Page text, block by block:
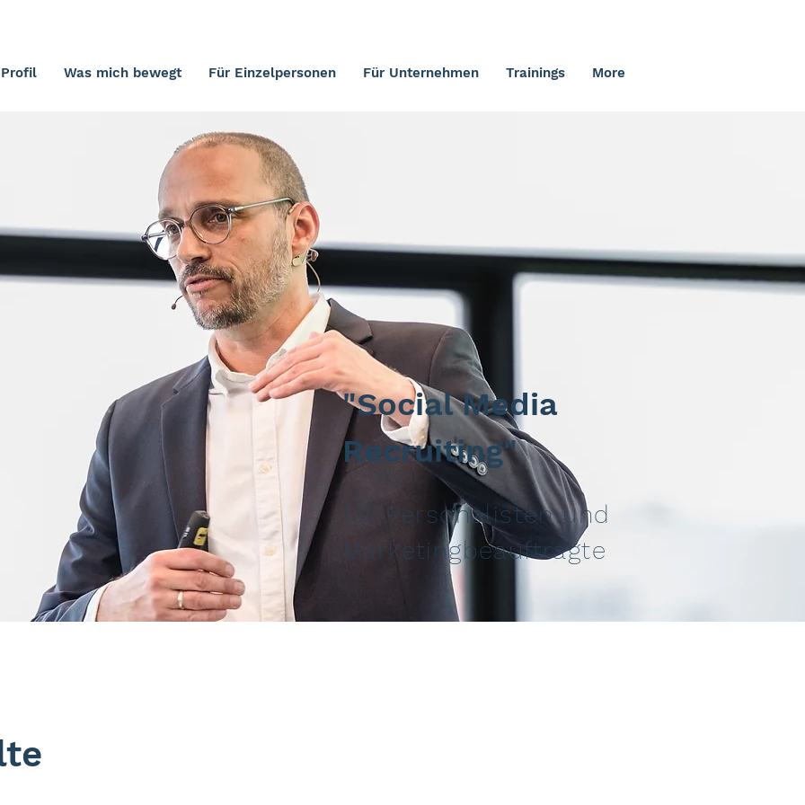
Profil Was mich bewegt Für Einzelpersonen Für Unternehmen Trainings More
"Social Media
Recruiting"
für Personalisten und
Marketingbeauftragte